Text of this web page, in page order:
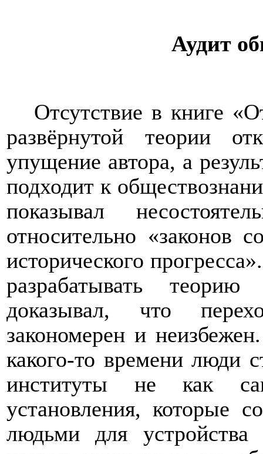
Аудит
Отсутствие в книге
развёрнутой теории
упущение автора, а
подходит к
показывал
относительно «законов
исторического
разрабатывать
доказывал, что
закономерен и
какого-то времени люди
институты не как
установления, которые со
людьми для